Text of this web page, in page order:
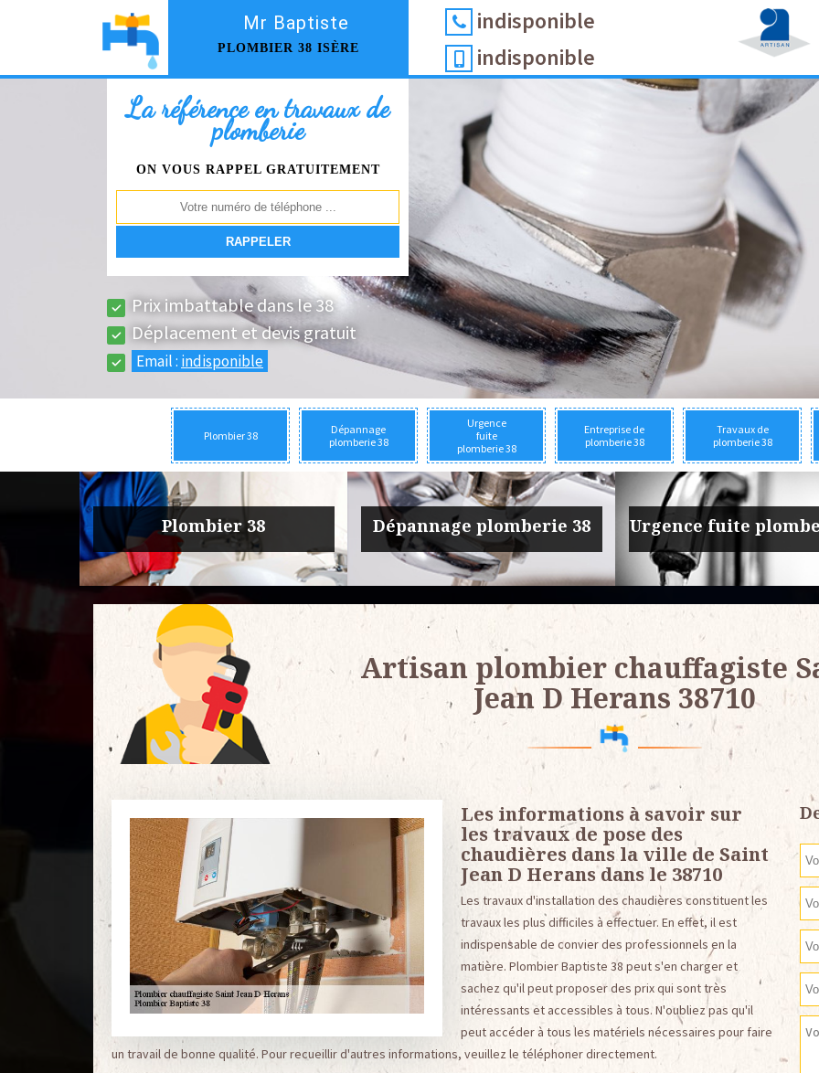
Mr Baptiste
PLOMBIER 38 ISÈRE
indisponible
indisponible
La référence en travaux de
plomberie
ON VOUS RAPPEL GRATUITEMENT
Prix imbattable dans le 38
Déplacement et devis gratuit
Email : indisponible
Plombier 38
Dépannage
plomberie 38
Urgence
fuite
plomberie 38
Entreprise de
plomberie 38
Travaux de
plomberie 38
Urgence fuite plomberie 38 Entreprise de plomberie 38 Travaux de
Artisan plombier chauffagiste
Jean D Herans 38710
Les informations à savoir sur
les travaux de pose des
chaudières dans la ville de Saint
Jean D Herans dans le 38710
Les travaux d'installation des chaudières constituent les
travaux les plus difficiles à effectuer. En effet, il est
indispensable de convier des professionnels en la
matière. Plombier Baptiste 38 peut s'en charger et
sachez qu'il peut proposer des prix qui sont très
intéressants et accessibles à tous. N'oubliez pas qu'il
peut accéder à tous les matériels nécessaires pour faire
un travail de bonne qualité. Pour recueillir d'autres informations, veuillez le téléphoner directement.